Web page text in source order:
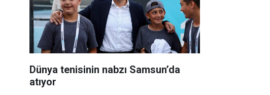
Dünya tenisinin nabzı Samsun’da
atıyor